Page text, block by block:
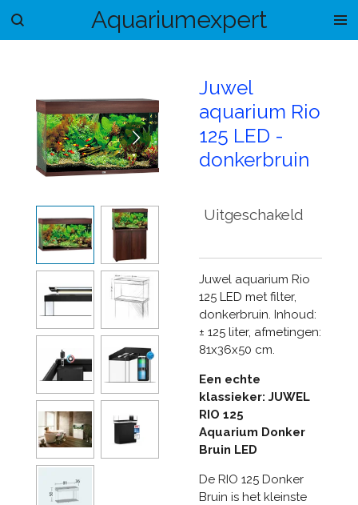
Ga
Aquariumexpert
Juwel
aquarium Rio
125 LED -
donkerbruin
Uitgeschakeld
Juwel aquarium Rio
125 LED met filter,
donkerbruin. Inhoud:
± 125 liter, afmetingen:
81x36x50 cm.
Een echte
klassieker: JUWEL
RIO 125
Aquarium Donker
Bruin LED
De RIO 125 Donker
Bruin is het kleinste